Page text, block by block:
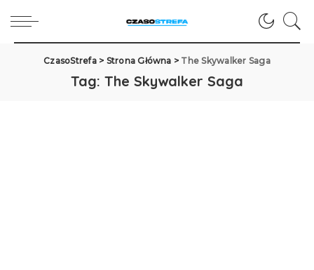
CzasoStrefa> Strona Główna > The Skywalker Saga
Tag: The Skywalker Saga